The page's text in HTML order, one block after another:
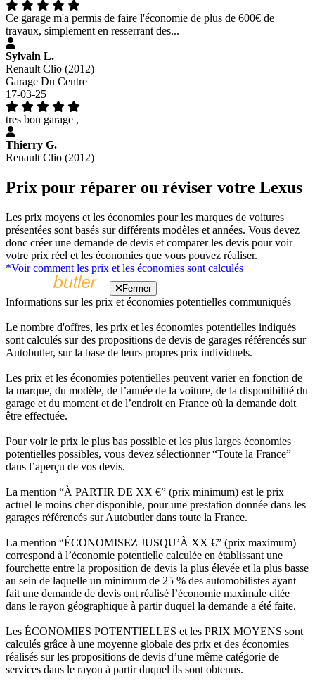
Ce garage m'a permis de faire l'économie de plus de 600€ de
travaux, simplement en resserrant des...
Sylvain L.
Renault Clio (2012)
Garage Du Centre
17-03-25
tres bon garage ,
Thierry G.
Renault Clio (2012)
Prix pour réparer ou réviser votre Lexus
Les prix moyens et les économies pour les marques de voitures
présentées sont basés sur différents modèles et années. Vous devez
donc créer une demande de devis et comparer les devis pour voir
votre prix réel et les économies que vous pouvez réaliser.
*Voir comment les prix et les économies sont calculés
Fermer
Informations sur les prix et économies potentielles communiqués
Le nombre d'offres, les prix et les économies potentielles indiqués
sont calculés sur des propositions de devis de garages référencés sur
Autobutler, sur la base de leurs propres prix individuels.
Les prix et les économies potentielles peuvent varier en fonction de
la marque, du modèle, de l’année de la voiture, de la disponibilité du
garage et du moment et de l’endroit en France où la demande doit
être effectuée.
Pour voir le prix le plus bas possible et les plus larges économies
potentielles possibles, vous devez sélectionner “Toute la France”
dans l’aperçu de vos devis.
La mention “À PARTIR DE XX €” (prix minimum) est le prix
actuel le moins cher disponible, pour une prestation donnée dans les
garages référencés sur Autobutler dans toute la France.
La mention “ÉCONOMISEZ JUSQU’À XX €” (prix maximum)
correspond à l’économie potentielle calculée en établissant une
fourchette entre la proposition de devis la plus élevée et la plus basse
au sein de laquelle un minimum de 25 % des automobilistes ayant
fait une demande de devis ont réalisé l’économie maximale citée
dans le rayon géographique à partir duquel la demande a été faite.
Les ÉCONOMIES POTENTIELLES et les PRIX MOYENS sont
calculés grâce à une moyenne globale des prix et des économies
réalisés sur les propositions de devis d’une même catégorie de
services dans le rayon à partir duquel ils sont obtenus.